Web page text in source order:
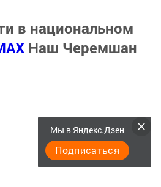
в национальном
Наш Черемшан
Мы в Яндекс.Дзен
Подписаться